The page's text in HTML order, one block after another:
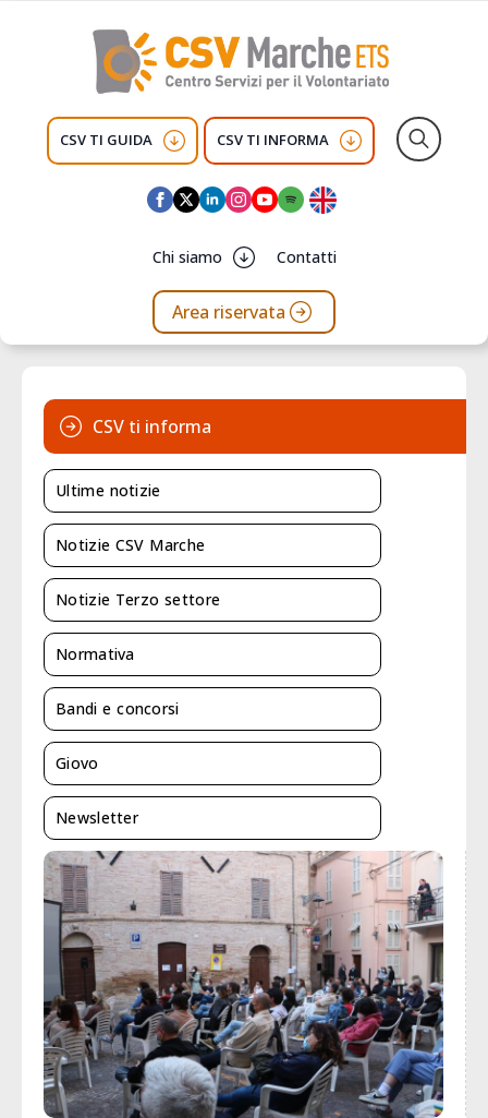
CSV TI GUIDA CSV TI INFORMA
Chi siamo Contatti
Area riservata
CSV ti informa
Ultime notizie
Notizie CSV Marche
Notizie Terzo settore
Normativa
Bandi e concorsi
Giovo
Newsletter